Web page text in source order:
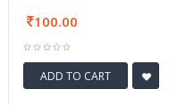
100.00
ADD TO CART